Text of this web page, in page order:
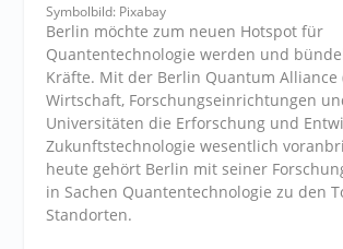
Symbolbild: Pixabay
Berlin möchte zum neuen Hotspot für
Quantentechnologie werden und
Kräfte. Mit der Berlin Quantum Alliance
Wirtschaft, Forschungseinrichtungen
Universitäten die Erforschung und
Zukunftstechnologie wesentlich
heute gehört Berlin mit seiner
in Sachen Quantentechnologie zu den
Standorten.